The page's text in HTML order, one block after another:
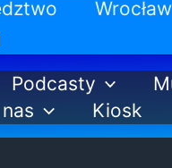
Podcasty
Kiosk